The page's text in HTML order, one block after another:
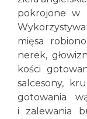
pokrojone w
mięsa
nerek,
kości
salcesony,
gotowania
i zalewania